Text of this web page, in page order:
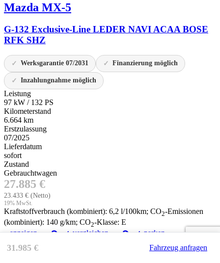
Mazda MX-5
G-132 Exclusive-Line LEDER NAVI ACAA BOSE
RFK SHZ
Werksgarantie 07/2031 Finanzierung möglich
Inzahlungnahme möglich
Leistung
97 kW / 132 PS
Kilometerstand
6.664 km
Erstzulassung
07/2025
Lieferdatum
sofort
Zustand
Gebrauchtwagen
27.885 €
23.433 € (Netto)
19% MwSt.
Kraftstoffverbrauch (kombiniert): 6,2 l/100km; CO2-Emissionen
(kombiniert): 140 g/km; CO2-Klasse: E
anzeigen
vergleichen parken
31.985 € Fahrzeug anfragen